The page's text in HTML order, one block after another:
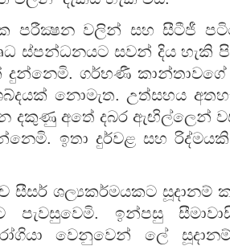
පරීක්‍ෂන වලින් සහ සීටීජී
ස්පන්ධනයට සවන් දිය
දුන්නෙමි. ගර්භණී
නොමැත. උත්සහය
දකුණු අතේ දබර ඇඟිල්ලෙන්
ඉතා දුර්වළ සහ
සීසර් ශල්‍යකර්මයකට සූදානම්
පැවසුවෙමි. ඉන්පසු
රෝගියා වෙනුවෙන් ලේ